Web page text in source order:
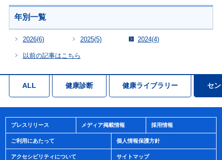
年別一覧
2026(6) 2025(5) 2024(4)
以前の記事はこちら
ALL 健康診断 健康ライブラリー セ
プレスリリース メディア掲載情報 採用情報
ご利用にあたって 個人情報保護方針
アクセシビリティについて サイトマップ